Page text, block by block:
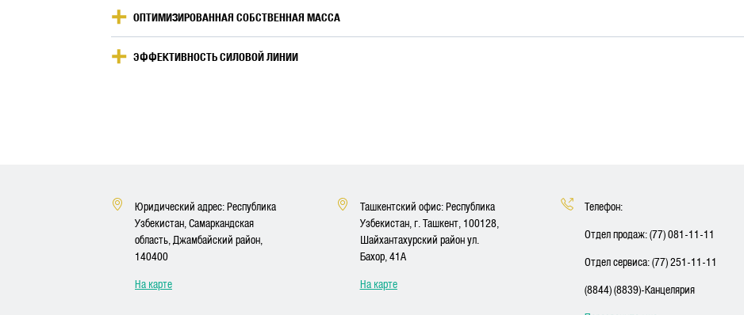
ОПТИМИЗИРОВАННАЯ СОБСТВЕННАЯ МАССА
ЭФФЕКТИВНОСТЬ СИЛОВОЙ ЛИНИИ
Юридический адрес: Республика
Узбекистан, Самаркандская
область, Джамбайский район,
140400
На карте
Ташкентский офис: Республика
Узбекистан, г. Ташкент, 100128,
Шайхантахурский район ул.
Бахор, 41A
На карте
Телефон:
Отдел продаж: (77) 081-11-11
Отдел сервиса: (77) 251-11-11
(8844) (8839)-Канцелярия